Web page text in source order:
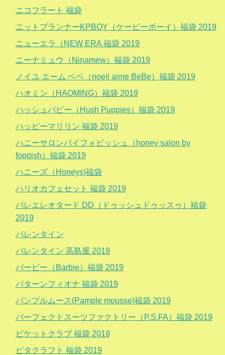
ニコフラート 福袋
ニットプランナーKPBOY（ケーピーボーイ）福袋 2019
ニューエラ（NEW ERA 福袋 2019
ニーナミュウ（Ninamew）福袋 2019
ノイユ エーム ベベ（noeil aime BeBe）福袋 2019
ハオミン（HAOMING）福袋 2019
ハッシュパピー（Hush Puppies）福袋 2019
ハッピーマリリン 福袋 2019
ハニーサロンバイフォビッシュ（honey salon by
foppish）福袋 2019
ハニーズ（Honeys)福袋
ハリオカフェセット 福袋 2019
バレエレオタード DD（ドゥッシュドゥッスゥ）福袋
2019
バレンタイン
バレンタイン 高島屋 2019
バービー（Barbie）福袋 2019
パターンフィオナ 福袋 2019
パンプルムース(Pample mousse)福袋 2019
パーフェクトスーツファクトリー（P.S.FA）福袋 2019
ビケットクラブ 福袋 2019
ビタクラフト 福袋 2019